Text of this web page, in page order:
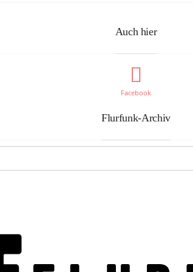
Auch hier
Facebook
Flurfunk-Archiv